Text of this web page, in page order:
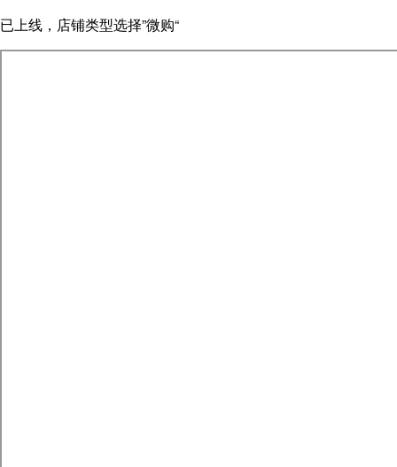
已上线，店铺类型选择”微购“